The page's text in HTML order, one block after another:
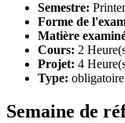
Semestre:
Forme de
Matière
Cours: 2
Projet: 4
Type: obligatoire
Semaine de